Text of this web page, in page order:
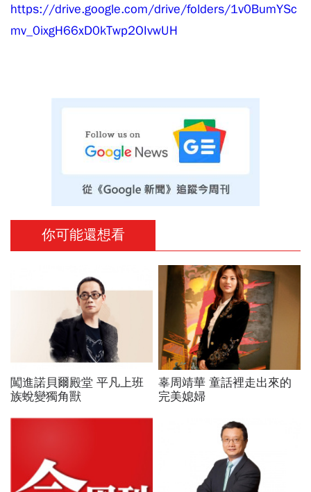
https://drive.google.com/drive/folders/1v0BumYSc
mv_0ixgH66xD0kTwp2OIvwUH
你可能還想看
闖進諾貝爾殿堂 平凡上班
族蛻變獨角獸
辜周靖華 童話裡走出來的
完美媳婦